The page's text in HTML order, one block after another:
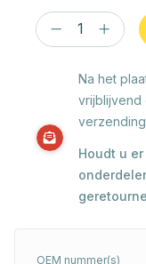
Na het
vrijblijvend
Houdt u
OEM nummer(s)